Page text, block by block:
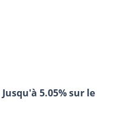
Jusqu'à 5.05% sur le